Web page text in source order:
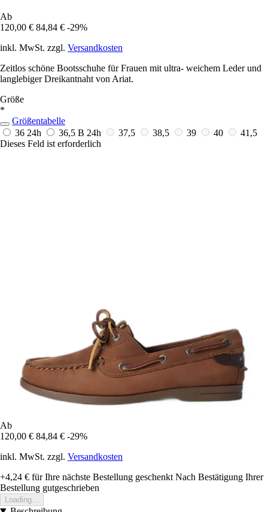
Ab
120,00 € 84,84 € -29%
inkl. MwSt. zzgl. Versandkosten
Zeitlos schöne Bootsschuhe für Frauen mit ultra- weichem Leder und
langlebiger Dreikantnaht von Ariat.
Größe
*
Größentabelle
36 24h 36,5 B 24h 37,5 38,5 39 40
41,5
Dieses Feld ist erforderlich
Ab
120,00 € 84,84 € -29%
inkl. MwSt. zzgl. Versandkosten
+4,24 € für Ihre nächste Bestellung geschenkt Nach Bestätigung Ihrer
Bestellung gutgeschrieben
Loading...